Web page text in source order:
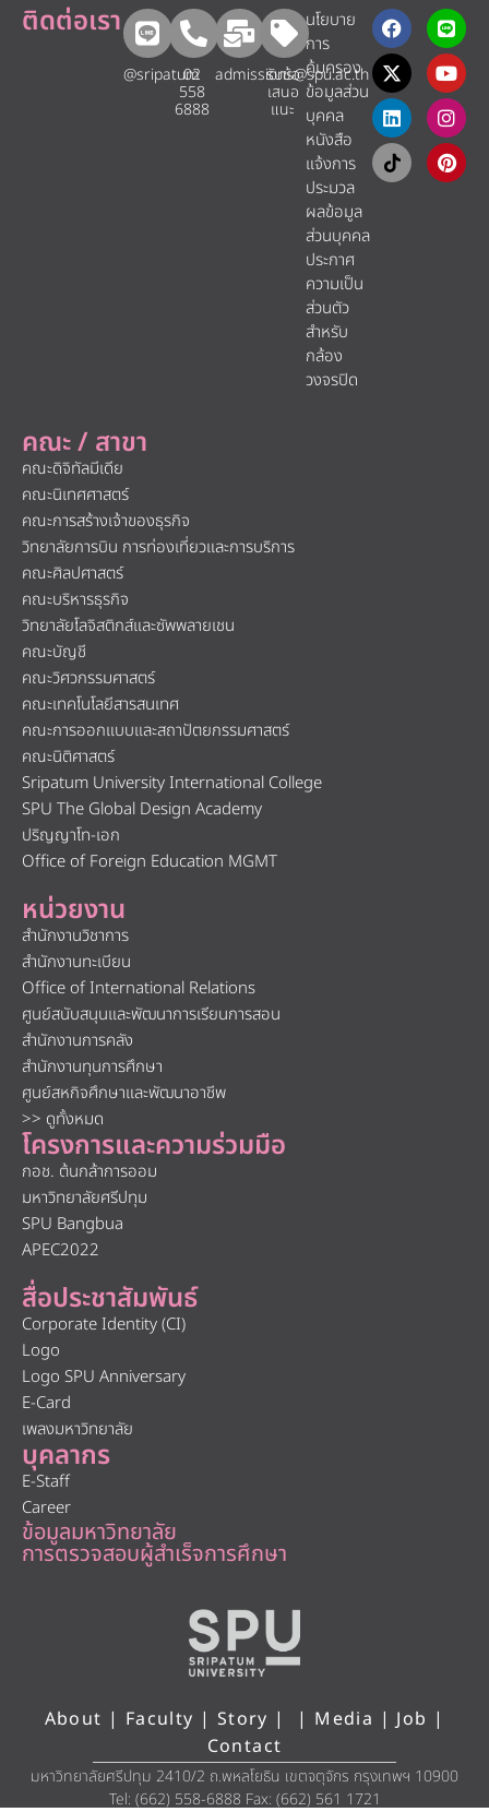
คณะ / สาขา
คณะดิจิทัลมีเดีย
คณะนิเทศศาสตร์
คณะการสร้างเจ้าของธุรกิจ
วิทยาลัยการบิน การท่องเที่ยวและการบริการ
คณะศิลปศาสตร์
คณะบริหารธุรกิจ
วิทยาลัยโลจิสติกส์และซัพพลายเชน
คณะบัญชี
คณะวิศวกรรมศาสตร์
คณะเทคโนโลยีสารสนเทศ
คณะการออกแบบและสถาปัตยกรรมศาสตร์
คณะนิติศาสตร์
Sripatum University International College
SPU The Global Design Academy
ปริญญาโท-เอก
Office of Foreign Education MGMT
หน่วยงาน
สำนักงานวิชาการ
สำนักงานทะเบียน
Office of International Relations
ศูนย์สนับสนุนและพัฒนาการเรียนการสอน
สำนักงานการคลัง
สำนักงานทุนการศึกษา
ศูนย์สหกิจศึกษาและพัฒนาอาชีพ
>> ดูทั้งหมด
โครงการและความร่วมมือ
กอช. ต้นกล้าการออม
มหาวิทยาลัยศรีปทุม
SPU Bangbua
APEC2022
สื่อประชาสัมพันธ์
Corporate Identity (CI)
Logo
Logo SPU Anniversary
E-Card
เพลงมหาวิทยาลัย
บุคลากร
E-Staff
Career
ข้อมูลมหาวิทยาลัย
การตรวจสอบผู้สำเร็จการศึกษา
ติดต่อเรา
@sripatum
02
558
6888
admissions@spu.ac.th
รับข้อ
เสนอ
แนะ​
นโยบาย
การ
คุ้มครอง
ข้อมูลส่วน
บุคคล
หนังสือ
แจ้งการ
ประมวล
ผลข้อมูล
ส่วนบุคคล
ประกาศ
ความเป็น
ส่วนตัว
สำหรับ
กล้อง
วงจรปิด
About | Faculty | Story | | Media | Job |
Contact
มหาวิทยาลัยศรีปทุม 2410/2 ถ.พหลโยธิน เขตจตุจักร กรุงเทพฯ 10900
Tel: (662) 558-6888 Fax: (662) 561 1721